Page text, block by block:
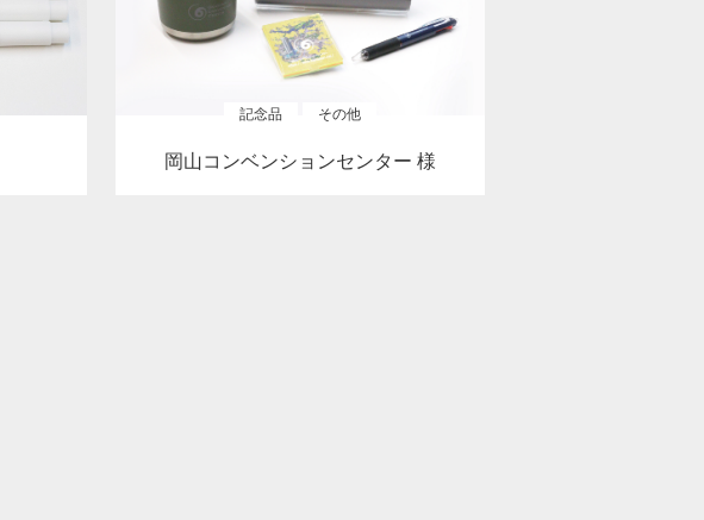
記念品 その他
岡山コンベンションセンター 様